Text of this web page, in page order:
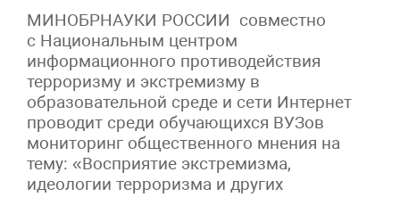
МИНОБРНАУКИ РОССИИ совместно
с Национальным центром
информационного противодействия
терроризму и экстремизму в
образовательной среде и сети Интернет
проводит среди обучающихся ВУЗов
мониторинг общественного мнения на
тему: «Восприятие экстремизма,
идеологии терроризма и других